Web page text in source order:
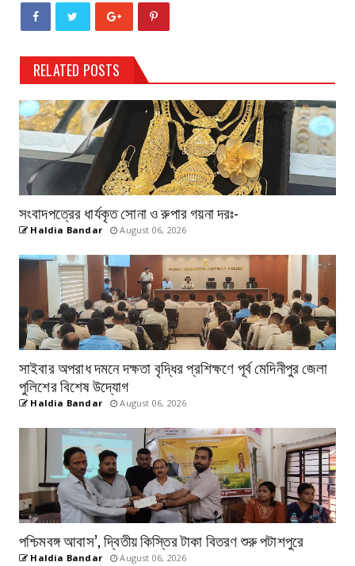
RELATED POSTS
সংবাদপত্রের ধার্যকৃত সোনা ও রুপার গয়না দরঃ-
Haldia Bandar August 06, 2026
সাইবার অপরাধ দমনে দক্ষতা বৃদ্ধির প্রশিক্ষণে পূর্ব মেদিনীপুর জেলা
পুলিশের বিশেষ উদ্যোগ
Haldia Bandar August 06, 2026
পশ্চিমবঙ্গ আবাস’, দ্বিতীয় কিস্তির টাকা বিতরণ শুরু পটাশপুরে
Haldia Bandar August 06, 2026